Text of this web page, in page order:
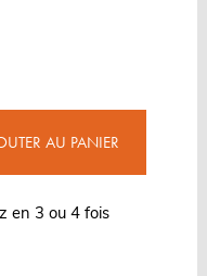
AU PANIER
en 3 ou 4 fois